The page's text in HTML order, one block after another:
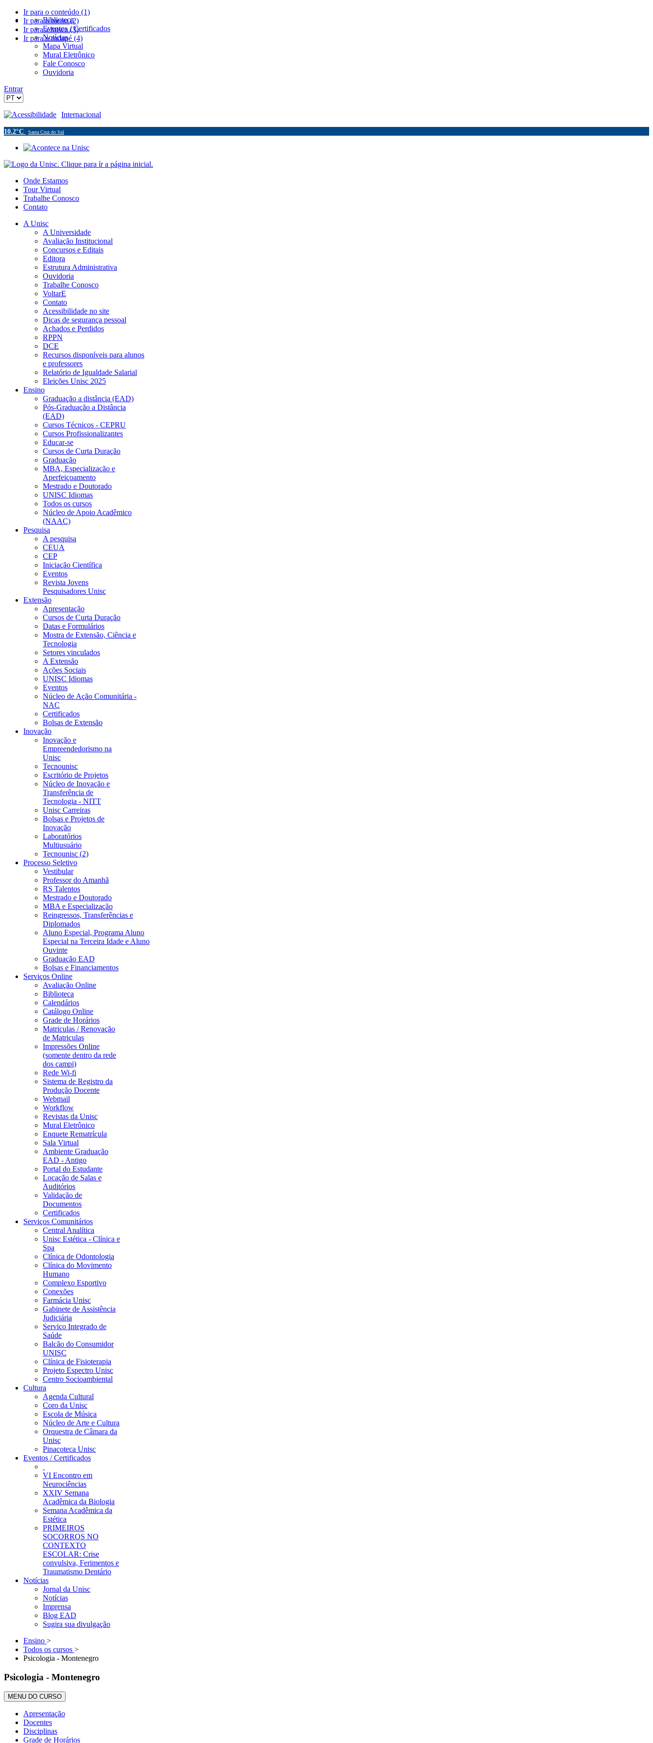
Ir para o conteúdo (1)
Ir para o menu (2)
Ir para a busca (3)
Ir para o rodapé (4)
Biblioteca
Eventos / Certificados
Notícias
Mapa Virtual
Mural Eletrônico
Fale Conosco
Ouvidoria
Entrar
Acessibilidade Internacional
10.2°C Santa Cruz do Sul
Onde Estamos
Tour Virtual
Trabalhe Conosco
Contato
A Unisc
A Universidade
Avaliação Institucional
Concursos e Editais
Editora
Estrutura Administrativa
Ouvidoria
Trabalhe Conosco
VoltarE
Contato
Acessibilidade no site
Dicas de segurança pessoal
Achados e Perdidos
RPPN
DCE
Recursos disponíveis para alunos
e professores
Relatório de Igualdade Salarial
Eleições Unisc 2025
Ensino
Graduação a distância (EAD)
Pós-Graduação a Distância
(EAD)
Cursos Técnicos - CEPRU
Cursos Profissionalizantes
Educar-se
Cursos de Curta Duração
Graduação
MBA, Especialização e
Aperfeiçoamento
Mestrado e Doutorado
UNISC Idiomas
Todos os cursos
Núcleo de Apoio Acadêmico
(NAAC)
Pesquisa
A pesquisa
CEUA
CEP
Iniciação Científica
Eventos
Revista Jovens
Pesquisadores Unisc
Extensão
Apresentação
Cursos de Curta Duração
Datas e Formulários
Mostra de Extensão, Ciência e
Tecnologia
Setores vinculados
A Extensão
Ações Sociais
UNISC Idiomas
Eventos
Núcleo de Ação Comunitária -
NAC
Certificados
Bolsas de Extensão
Inovação
Inovação e
Empreendedorismo na
Unisc
Tecnounisc
Escritório de Projetos
Núcleo de Inovação e
Transferência de
Tecnologia - NITT
Unisc Carreiras
Bolsas e Projetos de
Inovação
Laboratórios
Multiusuário
Tecnounisc (2)
Processo Seletivo
Vestibular
Professor do Amanhã
RS Talentos
Mestrado e Doutorado
MBA e Especialização
Reingressos, Transferências e
Diplomados
Aluno Especial, Programa Aluno
Especial na Terceira Idade e Aluno
Ouvinte
Graduação EAD
Bolsas e Financiamentos
Serviços Online
Avaliação Online
Biblioteca
Calendários
Catálogo Online
Grade de Horários
Matriculas / Renovação
de Matriculas
Impressões Online
(somente dentro da rede
dos campi)
Rede Wi-fi
Sistema de Registro da
Produção Docente
Webmail
Workflow
Revistas da Unisc
Mural Eletrônico
Enquete Rematrícula
Sala Virtual
Ambiente Graduação
EAD - Antigo
Portal do Estudante
Locação de Salas e
Auditórios
Validação de
Documentos
Certificados
Serviços Comunitários
Central Analítica
Unisc Estética - Clínica e
Spa
Clínica de Odontologia
Clínica do Movimento
Humano
Complexo Esportivo
Conexões
Farmácia Unisc
Gabinete de Assistência
Judiciária
Serviço Integrado de
Saúde
Balcão do Consumidor
UNISC
Clínica de Fisioterapia
Projeto Espectro Unisc
Centro Socioambiental
Cultura
Agenda Cultural
Coro da Unisc
Escola de Música
Núcleo de Arte e Cultura
Orquestra de Câmara da
Unisc
Pinacoteca Unisc
Eventos / Certificados
VI Encontro em
Neurociências
XXIV Semana
Acadêmica da Biologia
Semana Acadêmica da
Estética
PRIMEIROS
SOCORROS NO
CONTEXTO
ESCOLAR: Crise
convulsiva, Ferimentos e
Traumatismo Dentário
Notícias
Jornal da Unisc
Notícias
Imprensa
Blog EAD
Sugira sua divulgação
Ensino >
Todos os cursos >
Psicologia - Montenegro
Psicologia - Montenegro
MENU DO CURSO
Apresentação
Docentes
Disciplinas
Grade de Horários